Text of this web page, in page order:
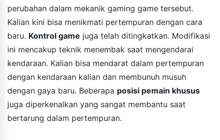
perubahan dalam mekanik gaming game tersebut.
Kalian kini bisa menikmati pertempuran dengan cara
baru. Kontrol game juga telah ditingkatkan. Modifikasi
ini mencakup teknik menembak saat mengendarai
kendaraan. Kalian bisa mendarat dalam pertempuran
dengan kendaraan kalian dan membunuh musuh
dengan gaya baru. Beberapa posisi pemain khusus
juga diperkenalkan yang sangat membantu saat
bertarung dalam pertempuran.